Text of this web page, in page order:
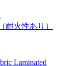
耐火性あり）